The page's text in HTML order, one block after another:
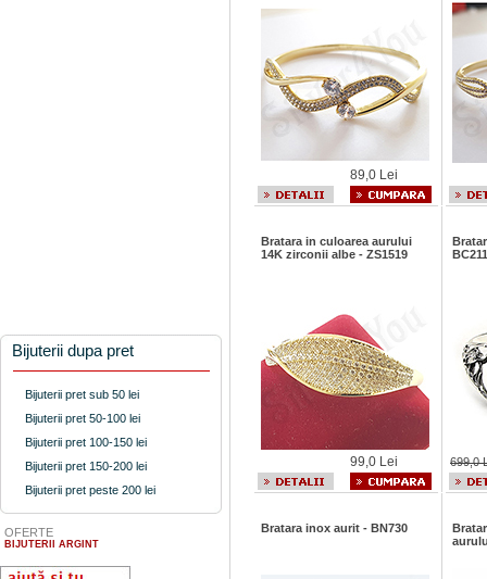
Bijuterii dupa pret
Bijuterii pret sub 50 lei
Bijuterii pret 50-100 lei
Bijuterii pret 100-150 lei
Bijuterii pret 150-200 lei
Bijuterii pret peste 200 lei
OFERTE
BIJUTERII ARGINT
89,0 Lei
Bratara in culoarea aurului
14K zirconii albe - ZS1519
99,0 Lei
BC211
699,0
Bratara inox aurit - BN730